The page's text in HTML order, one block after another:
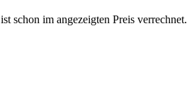
schon im angezeigten Preis verrechnet.